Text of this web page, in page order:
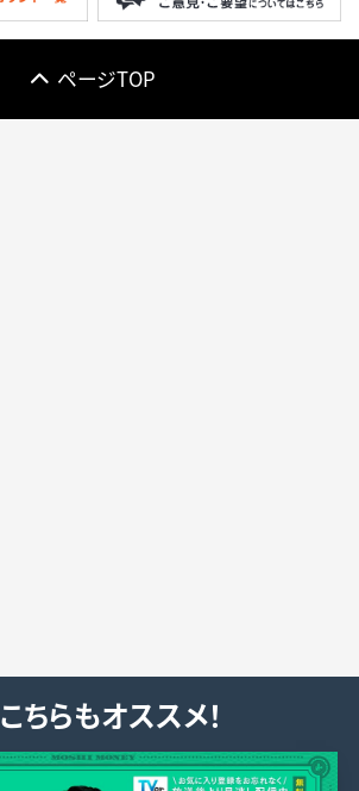
ページTOP
こちらもオススメ！